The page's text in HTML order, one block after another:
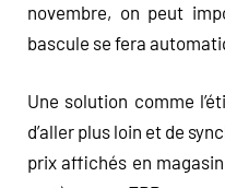
novembre, on peut
bascule se fera
Une solution comme
d’aller plus loin et de
prix affichés en